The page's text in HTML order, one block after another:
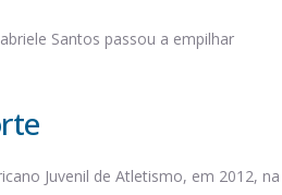
Santos passou a empilhar
Juvenil de Atletismo, em 2012, na